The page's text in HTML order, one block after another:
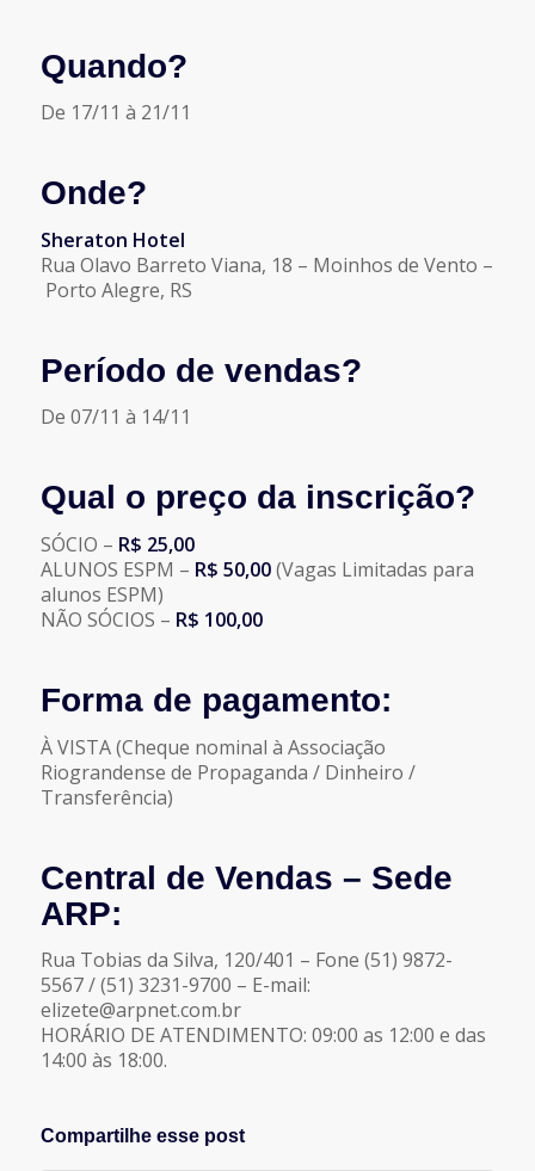
Quando?
De 17/11 à 21/11
Onde?
Sheraton Hotel
Rua Olavo Barreto Viana, 18 – Moinhos de Vento –
Porto Alegre, RS
Período de vendas?
De 07/11 à 14/11
Qual o preço da inscrição?
SÓCIO – R$ 25,00
ALUNOS ESPM – R$ 50,00(Vagas Limitadas para
alunos ESPM)
NÃO SÓCIOS – R$ 100,00
Forma de pagamento:
À VISTA (Cheque nominal à Associação
Riograndense de Propaganda / Dinheiro /
Transferência)
Central de Vendas – Sede
ARP:
Rua Tobias da Silva, 120/401 – Fone (51) 9872-
5567 / (51) 3231-9700 – E-mail:
elizete@arpnet.com.br
HORÁRIO DE ATENDIMENTO: 09:00 as 12:00 e das
14:00 às 18:00.
Compartilhe esse post